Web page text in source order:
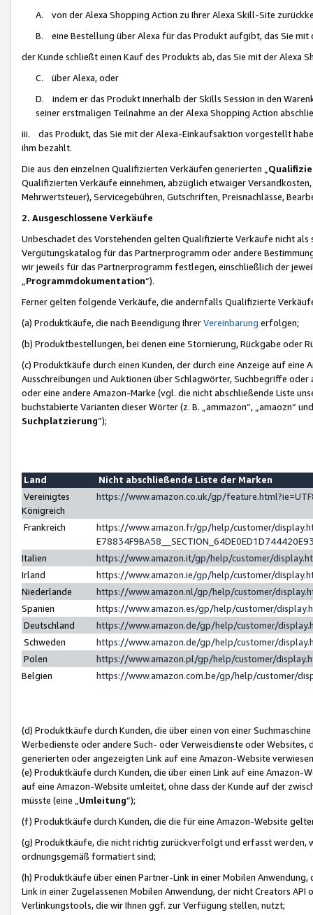
A. von der Alexa Shopping Action zu Ihrer Alexa Skill-Site
B. eine Bestellung über Alexa für das Produkt aufgibt, das Sie mit
der Kunde schließt einen Kauf des Produkts ab, das Sie mit der Alexa
C. über Alexa, oder
D. indem er das Produkt innerhalb der Skills Session in den
seiner erstmaligen Teilnahme an der Alexa Shopping Action
iii. das Produkt, das Sie mit der Alexa-Einkaufsaktion vorgestellt
ihm bezahlt.
Die aus den einzelnen Qualifizierten Verkäufen generierten „
Qualifizierten Verkäufe einnehmen, abzüglich etwaiger
Mehrwertsteuer), Servicegebühren, Gutschriften, Preisnachlässe,
2. Ausgeschlossene Verkäufe
Unbeschadet des Vorstehenden gelten Qualifizierte Verkäufe nicht
Vergütungskatalog für das Partnerprogramm oder andere
wir jeweils für das Partnerprogramm festlegen, einschließlich der
Programmdokumentation“).
Ferner gelten folgende Verkäufe, die andernfalls Qualifizierte
(a) Produktkäufe, die nach Beendigung IhrerVereinbarung erfolgen;
(b) Produktbestellungen, bei denen eine Stornierung, Rückgabe oder
(c) Produktkäufe durch einen Kunden, der durch eine Anzeige auf
Ausschreibungen und Auktionen über Schlagwörter, Suchbegriffe
oder eine andere Amazon-Marke (vgl. die nicht abschließende Liste
buchstabierte Varianten dieser Wörter (z. B. „ammazon“, „amaozn“
Suchplatzierung”);
Land
Nicht abschließende Liste der Marken
Vereinigtes
Königreich
https://www.amazon.co.uk/gp/
Frankreich
https://www.amazon.fr/gp/help/customer/
Italien
https://www.amazon.it/gp/help/customer/
Irland
https://www.amazon.ie/gp/help/customer/
Niederlande
https://www.amazon.nl/gp/help/customer/
Spanien
https://www.amazon.es/gp/help/customer/
Deutschland
https://www.amazon.de/gp/help/customer/
Schweden
https://www.amazon.de/gp/help/customer/
Polen
https://www.amazon.pl/gp/help/customer/
Belgien
https://www.amazon.com.be/gp/help/customer/
(d) Produktkäufe durch Kunden, die über einen von einer
Werbedienste oder andere Such- oder Verweisdienste oder Websites,
generierten oder angezeigten Link auf eine Amazon-Website
(e) Produktkäufe durch Kunden, die über einen Link auf eine
auf eine Amazon-Website umleitet, ohne dass der Kunde auf der
müsste (eine „ Umleitung“);
(f) Produktkäufe durch Kunden, die die für eine Amazon-Website
(g) Produktkäufe, die nicht richtig zurückverfolgt und erfasst werden,
ordnungsgemäß formatiert sind;
(h) Produktkäufe über einen Partner-Link in einer Mobilen
Link in einer Zugelassenen Mobilen Anwendung, der nicht Creators
Verlinkungstools, die wir Ihnen ggf. zur Verfügung stellen, nutzt;